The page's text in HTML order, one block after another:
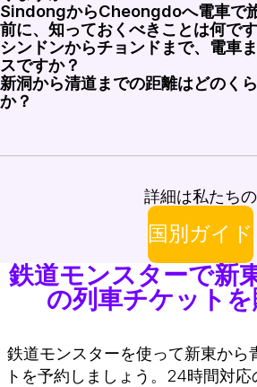
はい、SindongからCheongdoへの
SindongからCheongdoへ電車で
前に、知っておくべきことは何で
SindongからCheongdoへ旅行する
シンドンからチョンドまで、電車
スですか？
電車での移動は、バスよりも快適
新洞から清道までの距離はどのく
か？
詳細は私たちの
国別ガイド
鉄道モンスターで新
の列車チケット
鉄道モンスターを使って新東から
トを予約しましょう。24時間対